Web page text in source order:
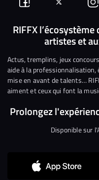
Continuer sans accepter
Suivez-
nous
Facebook
Suivez-
nous
sur
Twitter
RIFFX
artistes et
Actus, tremplins, jeux
aide à la
mise en avant de talents…
aiment et ceux qui font la
Prolongez
Disponible sur